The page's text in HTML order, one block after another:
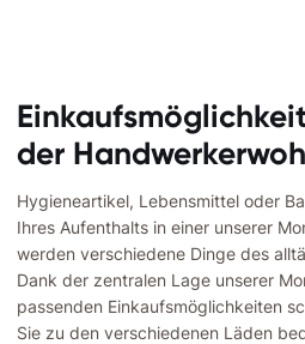
der
Hygieneartikel, Lebensmittel oder
Ihres Aufenthalts in einer unserer
werden verschiedene Dinge des
Dank der zentralen Lage unserer
passenden Einkaufsmöglichkeiten
Sie zu den verschiedenen Läden